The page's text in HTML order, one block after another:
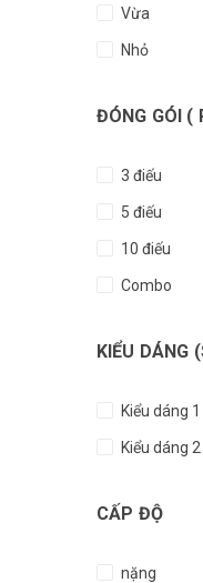
Vừa
Nhỏ
ĐÓNG GÓI (
3 điếu
5 điếu
10 điếu
Combo
KIỂU DÁNG
Kiểu dáng 1
Kiểu dáng 2
CẤP ĐỘ
nặng